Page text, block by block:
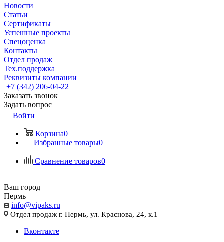
Новости
Статьи
Сертификаты
Успешные проекты
Спецоценка
Контакты
Отдел продаж
Тех.поддержка
Реквизиты компании
+7 (342) 206-04-22
Заказать звонок
Задать вопрос
Войти
Корзина0
Избранные товары0
Сравнение товаров0
Ваш город
Пермь
info@vipaks.ru
Отдел продаж г. Пермь, ул. Краснова, 24, к.1
Вконтакте